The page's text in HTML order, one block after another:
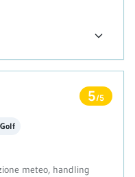
5/5
meteo, handling